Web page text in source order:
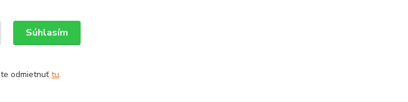
cookies.
Súhlasím
odmietnuť tu.